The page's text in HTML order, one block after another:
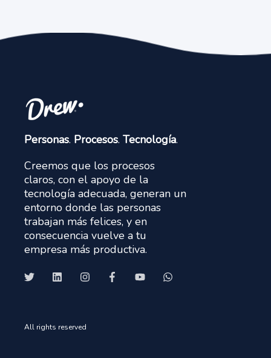
Personas. Procesos. Tecnología.
Creemos que los procesos
claros, con el apoyo de la
tecnología adecuada, generan un
entorno donde las personas
trabajan más felices, y en
consecuencia vuelve a tu
empresa más productiva.
All rights reserved